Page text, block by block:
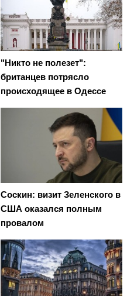
"Никто не полезет":
британцев потрясло
происходящее в Одессе
Соскин: визит Зеленского в
США оказался полным
провалом